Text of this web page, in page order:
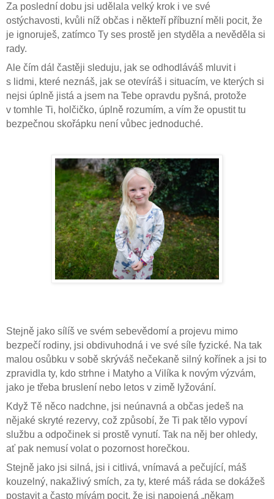
Za poslední dobu jsi udělala velký krok i ve své
ostýchavosti, kvůli níž občas i někteří příbuzní měli pocit, že
je ignoruješ, zatímco Ty ses prostě jen styděla a nevěděla si
rady.
Ale čím dál častěji sleduju, jak se odhodláváš mluvit i
s lidmi, které neznáš, jak se otevíráš i situacím, ve kterých si
nejsi úplně jistá a jsem na Tebe opravdu pyšná, protože
v tomhle Ti, holčičko, úplně rozumím, a vím že opustit tu
bezpečnou skořápku není vůbec jednoduché.
Stejně jako sílíš ve svém sebevědomí a projevu mimo
bezpečí rodiny, jsi obdivuhodná i ve své síle fyzické. Na tak
malou osůbku v sobě skrýváš nečekaně silný kořínek a jsi to
zpravidla ty, kdo strhne i Matyho a Vilíka k novým výzvám,
jako je třeba bruslení nebo letos v zimě lyžování.
Když Tě něco nadchne, jsi neúnavná a občas jedeš na
nějaké skryté rezervy, což způsobí, že Ti pak tělo vypoví
službu a odpočinek si prostě vynutí. Tak na něj ber ohledy,
ať pak nemusí volat o pozornost horečkou.
Stejně jako jsi silná, jsi i citlivá, vnímavá a pečující, máš
kouzelný, nakažlivý smích, za ty, které máš ráda se dokážeš
postavit a často mívám pocit, že jsi napojená „někam